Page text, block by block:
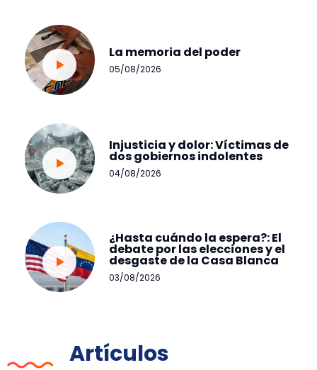
La memoria del poder
05/08/2026
Injusticia y dolor: Víctimas de
dos gobiernos indolentes
04/08/2026
¿Hasta cuándo la espera?: El
debate por las elecciones y el
desgaste de la Casa Blanca
03/08/2026
Artículos